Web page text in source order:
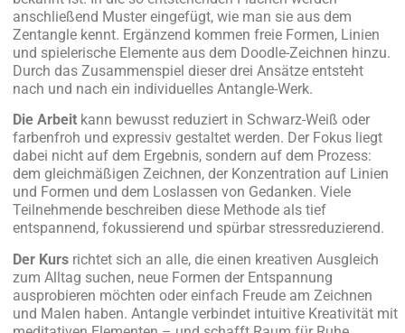
anschließend Muster eingefügt, wie man sie aus dem
Zentangle kennt. Ergänzend kommen freie Formen, Linien
und spielerische Elemente aus dem Doodle-Zeichnen hinzu.
Durch das Zusammenspiel dieser drei Ansätze entsteht
nach und nach ein individuelles Antangle-Werk.
Die Arbeit kann bewusst reduziert in Schwarz-Weiß oder
farbenfroh und expressiv gestaltet werden. Der Fokus liegt
dabei nicht auf dem Ergebnis, sondern auf dem Prozess:
dem gleichmäßigen Zeichnen, der Konzentration auf Linien
und Formen und dem Loslassen von Gedanken. Viele
Teilnehmende beschreiben diese Methode als tief
entspannend, fokussierend und spürbar stressreduzierend.
Der Kurs richtet sich an alle, die einen kreativen Ausgleich
zum Alltag suchen, neue Formen der Entspannung
ausprobieren möchten oder einfach Freude am Zeichnen
und Malen haben. Antangle verbindet intuitive Kreativität mit